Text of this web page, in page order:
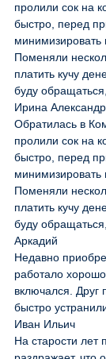
пролили сок на
быстро, перед
минимизировать
Поменяли
платить кучу
буду
Ирина
Обратилась в
пролили сок на
быстро, перед
минимизировать
Поменяли
платить кучу
буду
Аркадий
Недавно
работало
включался. Друг
быстро
Иван Ильич
На старости лет